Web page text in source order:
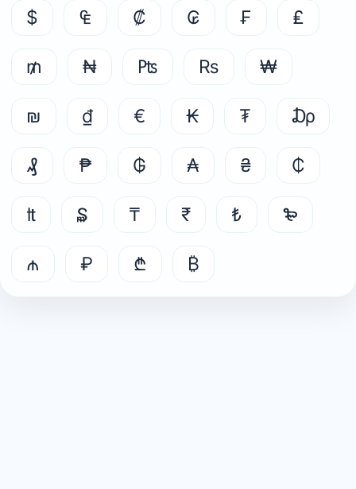
$ ₠ ₡ ₢ ₣ ₤
₥ ₦ ₧ ₨ ₩
₪ ₫ € ₭ ₮ ₯
₰ ₱ ₲ ₳ ₴ ₵
₶ ₷ ₸ ₹ ₺ ₻
₼ ₽ ₾ ₿